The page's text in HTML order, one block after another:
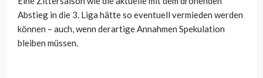
Abstieg in die 3. Liga hätte so eventuell vermieden werden
können – auch, wenn derartige Annahmen Spekulation
bleiben müssen.